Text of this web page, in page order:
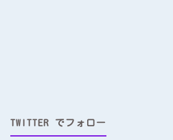
TWITTER でフォロー